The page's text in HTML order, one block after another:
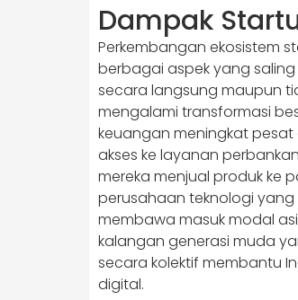
Dampak
Perkembangan ekosistem
berbagai aspek yang
secara langsung maupun
mengalami transformasi
keuangan meningkat
akses ke layanan
mereka menjual produk ke
perusahaan teknologi yang
membawa masuk modal
kalangan generasi muda
secara kolektif membantu
digital.